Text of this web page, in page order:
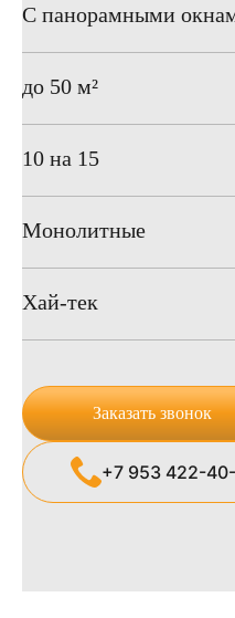
С панорамными
до 50 м²
10 на 15
Монолитные
Хай-тек
Заказать звонок
+7 953 422-